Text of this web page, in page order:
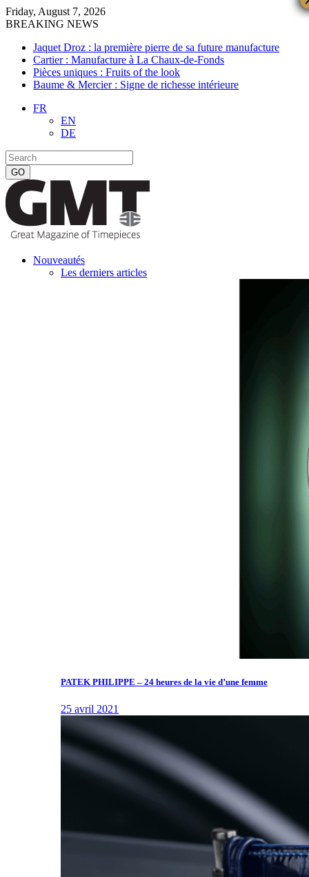
Friday, August 7, 2026
BREAKING NEWS
Jaquet Droz : la première pierre de sa future manufacture
Cartier : Manufacture à La Chaux-de-Fonds
Pièces uniques : Fruits of the look
Baume & Mercier : Signe de richesse intérieure
FR
EN
DE
Nouveautés
Les derniers articles
PATEK PHILIPPE – 24 heures de la vie d’une femme
25 avril 2021